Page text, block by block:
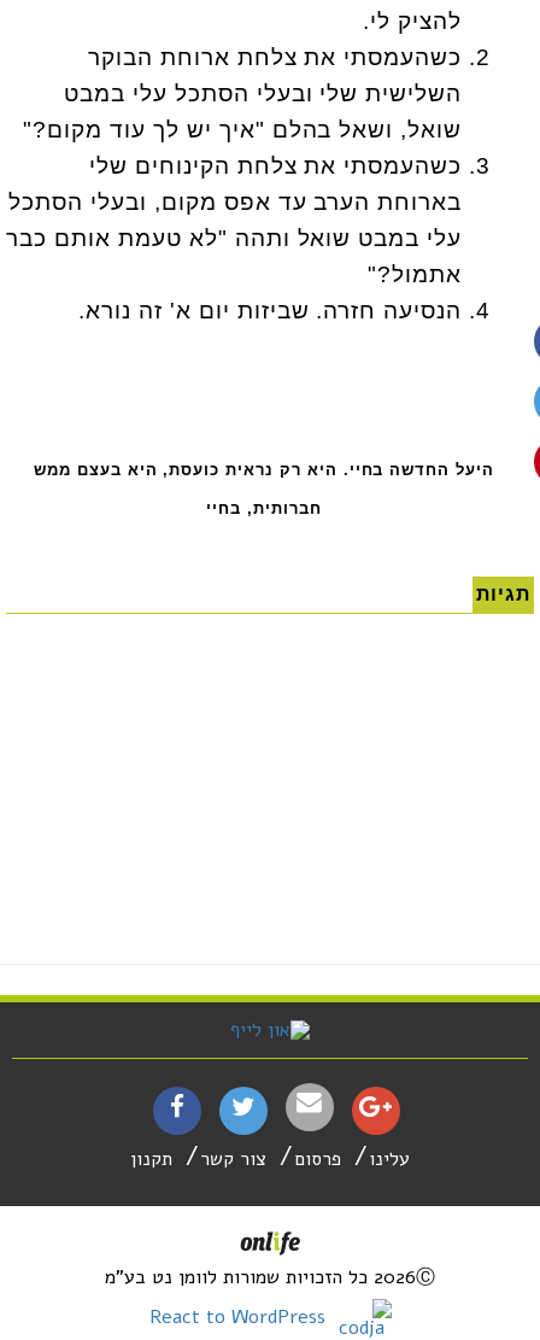
להציק לי.
כשהעמסתי את צלחת ארוחת הבוקר
השלישית שלי ובעלי הסתכל עלי במבט
שואל, ושאל בהלם "איך יש לך עוד מקום?"
כשהעמסתי את צלחת הקינוחים שלי
בארוחת הערב עד אפס מקום, ובעלי הסתכל
עלי במבט שואל ותהה "לא טעמת אותם כבר
אתמול?"
הנסיעה חזרה. שביזות יום א' זה נורא.
היעל החדשה בחיי. היא רק נראית כועסת, היא בעצם ממש
חברותית, בחיי
תגיות
עלינו פרסום צור קשר תקנון
2026Ⓒ כל הזכויות שמורות לוומן נט בע"מ